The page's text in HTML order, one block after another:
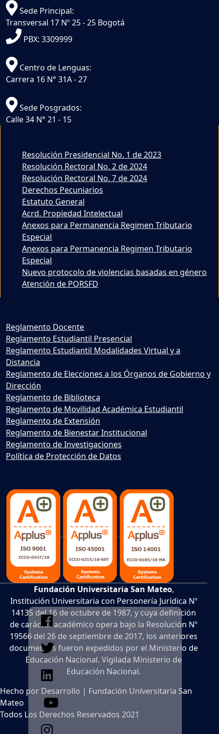
Sede Principal:
Transversal 17 Nº 25 - 25 Bogotá
PBX: 3309999
Centro de Lenguas:
Carrera 16 N° 31A - 27
Sede Posgrados:
Calle 34 N° 21 - 15
Resolución Presidencial No. 1 de 2023
Resolución Rectoral No. 2 de 2024
Resolución Rectoral No. 7 de 2024
Derechos Pecuniarios
Estatuto General
Acrd. Propiedad Intelectual
Anexos para Permanencia Regimen Tributario
Especial
Anexos para Permanencia Regimen Tributario
Especial
Nuevo protocolo de violencias basadas en género
Atención de PQRSFD
Reglamento Docente
Reglamento Estudiantil Presencial
Reglamento Estudiantil Modalidades Virtual y a
Distancia
Reglamento de Elecciones a los Órganos de Gobierno y
Dirección
Reglamento de Biblioteca
Reglamento de Movilidad Académica Estudiantil
Reglamento de Extensión
Reglamento de Bienestar Institucional
Reglamento de Investigaciones
Política de Protección de Datos
Fundación Universitaria San Mateo,
Institución Universitaria con Personería Jurídica Nº
14135 del 16 de octubre de 1987, y cuya definición
de carácter académico opera bajo la Resolución Nº
19566 del 26 de septiembre de 2017, los anteriores
documentos fueron expedidos por el Ministerio de
Educación Nacional. Vigilada Ministerio de
Educación Nacional.
Hecho por Desarrollo | Fundación Universitaria San
Mateo
Todos Los Derechos Reservados 2021